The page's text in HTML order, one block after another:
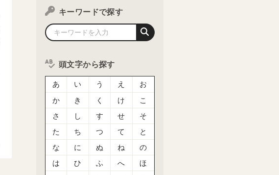
キーワードで探す
頭文字から探す
あ い う え
お
か
き く け
こ
さ
し す せ
そ
た
ち つ て
と
な
に ぬ ね
の
は
ひ ふ へ
ほ